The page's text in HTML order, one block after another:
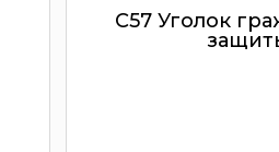
С57 Уголок